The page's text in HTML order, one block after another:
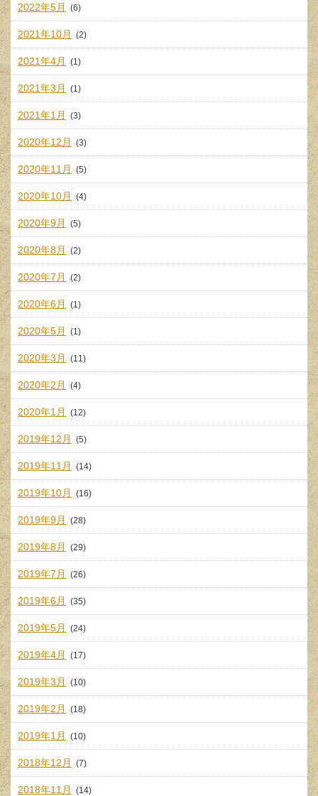
2022年5月 (6)
2021年10月 (2)
2021年4月 (1)
2021年3月 (1)
2021年1月 (3)
2020年12月 (3)
2020年11月 (5)
2020年10月 (4)
2020年9月 (5)
2020年8月 (2)
2020年7月 (2)
2020年6月 (1)
2020年5月 (1)
2020年3月 (11)
2020年2月 (4)
2020年1月 (12)
2019年12月 (5)
2019年11月 (14)
2019年10月 (16)
2019年9月 (28)
2019年8月 (29)
2019年7月 (26)
2019年6月 (35)
2019年5月 (24)
2019年4月 (17)
2019年3月 (10)
2019年2月 (18)
2019年1月 (10)
2018年12月 (7)
2018年11月 (14)